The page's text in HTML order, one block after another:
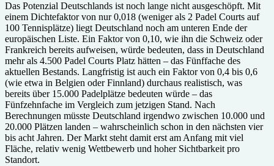
Das Potenzial Deutschlands ist noch lange nicht ausgeschöpft. Mit
einem Dichtefaktor von nur 0,018 (weniger als 2 Padel Courts auf
100 Tennisplätze) liegt Deutschland noch am unteren Ende der
europäischen Liste. Ein Faktor von 0,10, wie ihn die Schweiz oder
Frankreich bereits aufweisen, würde bedeuten, dass in Deutschland
mehr als 4.500 Padel Courts Platz hätten – das Fünffache des
aktuellen Bestands. Langfristig ist auch ein Faktor von 0,4 bis 0,6
(wie etwa in Belgien oder Finnland) durchaus realistisch, was
bereits über 15.000 Padelplätze bedeuten würde – das
Fünfzehnfache im Vergleich zum jetzigen Stand. Nach
Berechnungen müsste Deutschland irgendwo zwischen 10.000 und
20.000 Plätzen landen – wahrscheinlich schon in den nächsten vier
bis acht Jahren. Der Markt steht damit erst am Anfang mit viel
Fläche, relativ wenig Wettbewerb und hoher Sichtbarkeit pro
Standort.